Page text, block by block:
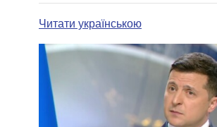
МЭРЫ
ВСЕ ПЕРСОНЫ
СРАВНЕНИЕ
Читати українською